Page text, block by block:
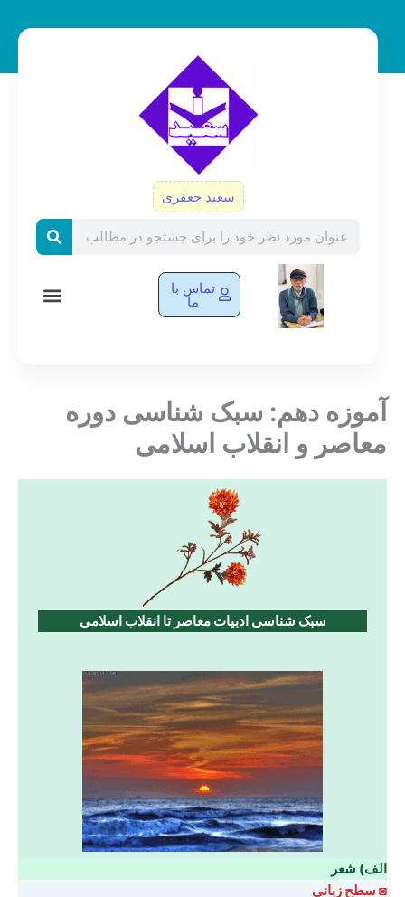
سعید جعفری
تماس با
ما
آموزه دهم: سبک شناسی دوره
معاصر و انقلاب اسلامی
سبک شناسی ادبیات معاصر تا انقلاب اسلامی
الف) شعر
◙ سطح زبانی